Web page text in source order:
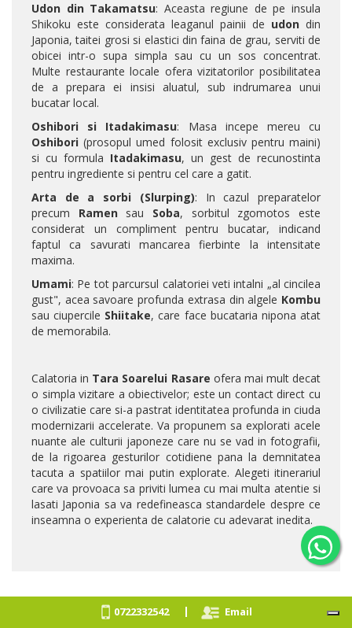
Udon din Takamatsu: Aceasta regiune de pe insula
Shikoku este considerata leaganul painii de udon din
Japonia, taitei grosi si elastici din faina de grau, serviti de
obicei intr-o supa simpla sau cu un sos concentrat.
Multe restaurante locale ofera vizitatorilor posibilitatea
de a prepara ei insisi aluatul, sub indrumarea unui
bucatar local.
Oshibori si Itadakimasu: Masa incepe mereu cu
Oshibori (prosopul umed folosit exclusiv pentru maini)
si cu formula Itadakimasu, un gest de recunostinta
pentru ingrediente si pentru cel care a gatit.
Arta de a sorbi (Slurping): In cazul preparatelor
precum Ramensau Soba, sorbitul zgomotos este
considerat un compliment pentru bucatar, indicand
faptul ca savurati mancarea fierbinte la intensitate
maxima.
Umami: Pe tot parcursul calatoriei veti intalni „al cincilea
gust", acea savoare profunda extrasa din algele Kombu
sau ciupercile Shiitake, care face bucataria nipona atat
de memorabila.
Calatoria in Tara Soarelui Rasare ofera mai mult decat
o simpla vizitare a obiectivelor; este un contact direct cu
o civilizatie care si-a pastrat identitatea profunda in ciuda
modernizarii accelerate. Va propunem sa explorati acele
nuante ale culturii japoneze care nu se vad in fotografii,
de la rigoarea gesturilor cotidiene pana la demnitatea
tacuta a spatiilor mai putin explorate. Alegeti itinerariul
care va provoaca sa priviti lumea cu mai multa atentie si
lasati Japonia sa va redefineasca standardele despre ce
inseamna o experienta de calatorie cu adevarat inedita.
0722332542| Email